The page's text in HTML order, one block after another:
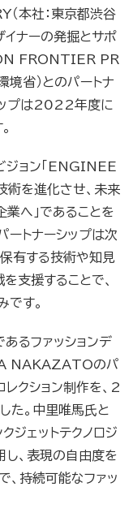
本社：東京都渋谷
イナーの発掘とサポ
FRONTIER PR
境省）とのパートナ
ップは2022年度に
ジョン「ENGINEE
を進化させ、未来
へ」であることを
ートナーシップは次
有する技術や知見
支援することで、
です。
るファッションデ
NAKAZATOのパ
レクション制作を、2
た。中里唯馬氏と
ジェットテクノロジ
し、表現の自由度を
、持続可能なファッ